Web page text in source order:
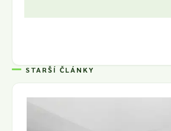
STARŠÍ ČLÁNKY